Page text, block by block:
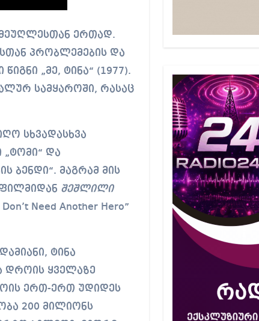
მეუღლესთან ერთად.
პრობლემების და
„მე, ტინა“ (1977).
სამყაროში, რასაც
სხვადასხვა
„ტომი“ და
ბენდი“. მაგრამ მის
შეშლილი
Need Another Hero”
ტინა
დროის ყველაზე
ერთ-ერთ უდიდეს
200 მილიონს